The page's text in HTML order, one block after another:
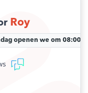
Roy
openen we om 08:00